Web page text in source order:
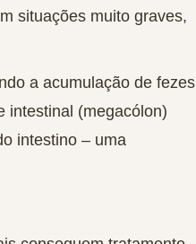
situações muito graves,
a acumulação de fezes
intestinal (megacólon)
intestino – uma